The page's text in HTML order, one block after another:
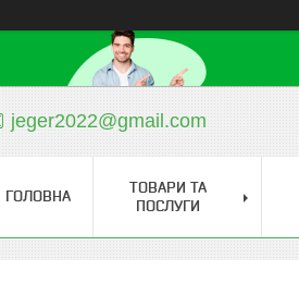
jeger2022@gmail.com
ГОЛОВНА
ТОВАРИ ТА
ПОСЛУГИ